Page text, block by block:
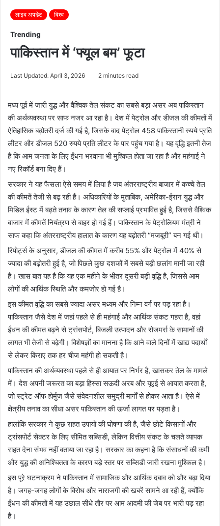
लाइव अपडेट विश्व
Trending
पाकिस्तान में ‘फ्यूल बम’ फूटा
Last Updated: April 3, 2026 2 minutes read
मध्य पूर्व में जारी युद्ध और वैश्विक तेल संकट का सबसे बड़ा असर अब पाकिस्तान
की अर्थव्यवस्था पर साफ नजर आ रहा है। देश में पेट्रोल और डीजल की कीमतों में
ऐतिहासिक बढ़ोतरी दर्ज की गई है, जिसके बाद पेट्रोल 458 पाकिस्तानी रुपये प्रति
लीटर और डीजल 520 रुपये प्रति लीटर के पार पहुंच गया है। यह वृद्धि इतनी तेज
है कि आम जनता के लिए ईंधन भरवाना भी मुश्किल होता जा रहा है और महंगाई ने
नए रिकॉर्ड बना दिए हैं।
सरकार ने यह फैसला ऐसे समय में लिया है जब अंतरराष्ट्रीय बाजार में कच्चे तेल
की कीमतें तेजी से बढ़ रही हैं। अधिकारियों के मुताबिक, अमेरिका-ईरान युद्ध और
मिडिल ईस्ट में बढ़ते तनाव के कारण तेल की सप्लाई प्रभावित हुई है, जिससे वैश्विक
बाजार में कीमतें नियंत्रण से बाहर हो गई हैं। पाकिस्तान के पेट्रोलियम मंत्री ने
साफ कहा कि अंतरराष्ट्रीय हालात के कारण यह बढ़ोतरी “मजबूरी” बन गई थी।
रिपोर्ट्स के अनुसार, डीजल की कीमत में करीब 55% और पेट्रोल में 40% से
ज्यादा की बढ़ोतरी हुई है, जो पिछले कुछ दशकों में सबसे बड़ी छलांग मानी जा रही
है। खास बात यह है कि यह एक महीने के भीतर दूसरी बड़ी वृद्धि है, जिससे आम
लोगों की आर्थिक स्थिति और कमजोर हो गई है।
इस कीमत वृद्धि का सबसे ज्यादा असर मध्यम और निम्न वर्ग पर पड़ रहा है।
पाकिस्तान जैसे देश में जहां पहले से ही महंगाई और आर्थिक संकट गहरा है, वहां
ईंधन की कीमत बढ़ने से ट्रांसपोर्ट, बिजली उत्पादन और रोजमर्रा के सामानों की
लागत भी तेजी से बढ़ेगी। विशेषज्ञों का मानना है कि आने वाले दिनों में खाद्य पदार्थों
से लेकर किराए तक हर चीज महंगी हो सकती है।
पाकिस्तान की अर्थव्यवस्था पहले से ही आयात पर निर्भर है, खासकर तेल के मामले
में। देश अपनी जरूरत का बड़ा हिस्सा सऊदी अरब और यूएई से आयात करता है,
जो स्ट्रेट ऑफ होर्मुज जैसे संवेदनशील समुद्री मार्गों से होकर आता है। ऐसे में
क्षेत्रीय तनाव का सीधा असर पाकिस्तान की ऊर्जा लागत पर पड़ता है।
हालांकि सरकार ने कुछ राहत उपायों की घोषणा की है, जैसे छोटे किसानों और
ट्रांसपोर्ट सेक्टर के लिए सीमित सब्सिडी, लेकिन वित्तीय संकट के चलते व्यापक
राहत देना संभव नहीं बताया जा रहा है। सरकार का कहना है कि संसाधनों की कमी
और युद्ध की अनिश्चितता के कारण बड़े स्तर पर सब्सिडी जारी रखना मुश्किल है।
इस पूरे घटनाक्रम ने पाकिस्तान में सामाजिक और आर्थिक दबाव को और बढ़ा दिया
है। जगह-जगह लोगों के विरोध और नाराजगी की खबरें सामने आ रही हैं, क्योंकि
ईंधन की कीमतों में यह उछाल सीधे तौर पर आम आदमी की जेब पर भारी पड़ रहा
है।